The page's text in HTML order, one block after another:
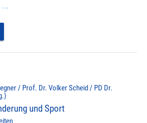
...
/ Prof. Dr. Volker Scheid / PD Dr.
und Sport